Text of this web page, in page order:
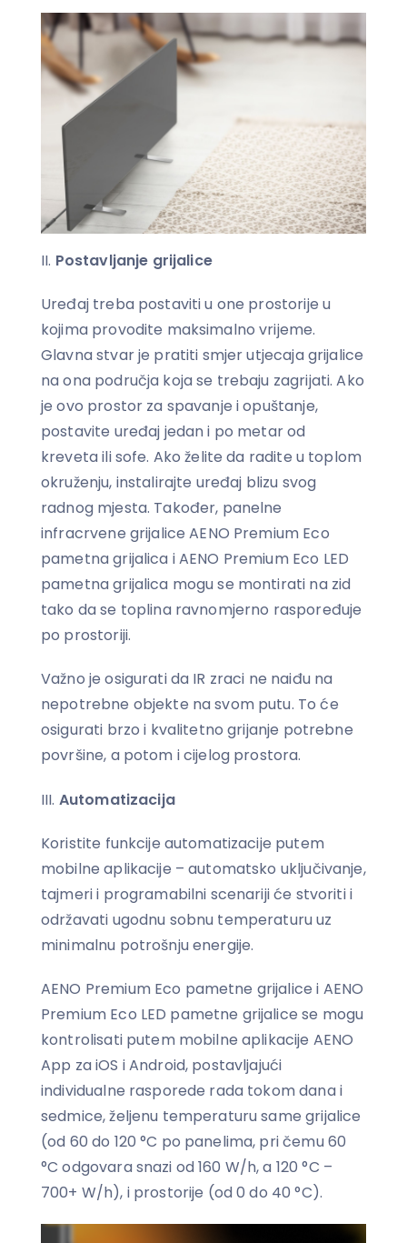
Postavljanje grijalice
Uređaj treba postaviti u one prostorije u
kojima provodite maksimalno vrijeme.
Glavna stvar je pratiti smjer utjecaja grijalice
na ona područja koja se trebaju zagrijati. Ako
je ovo prostor za spavanje i opuštanje,
postavite uređaj jedan i po metar od
kreveta ili sofe. Ako želite da radite u toplom
okruženju, instalirajte uređaj blizu svog
radnog mjesta. Također, panelne
infracrvene grijalice AENO Premium Eco
pametna grijalica i AENO Premium Eco LED
pametna grijalica mogu se montirati na zid
tako da se toplina ravnomjerno raspoređuje
po prostoriji.
Važno je osigurati da IR zraci ne naiđu na
nepotrebne objekte na svom putu. To će
osigurati brzo i kvalitetno grijanje potrebne
površine, a potom i cijelog prostora.
Automatizacija
Koristite funkcije automatizacije putem
mobilne aplikacije – automatsko uključivanje,
tajmeri i programabilni scenariji će stvoriti i
održavati ugodnu sobnu temperaturu uz
minimalnu potrošnju energije.
AENO Premium Eco pametne grijalice i AENO
Premium Eco LED pametne grijalice se mogu
kontrolisati putem mobilne aplikacije AENO
App za iOS i Android, postavljajući
individualne rasporede rada tokom dana i
sedmice, željenu temperaturu same grijalice
(od 60 do 120 °C po panelima, pri čemu 60
°C odgovara snazi od 160 W/h, a 120 °C –
700+ W/h), i prostorije (od 0 do 40 °C).